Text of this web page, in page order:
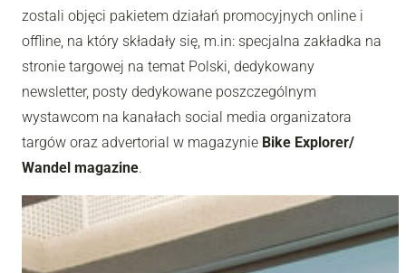
zostali objęci pakietem działań promocyjnych online i
offline, na który składały się, m.in: specjalna zakładka na
stronie targowej na temat Polski, dedykowany
newsletter, posty dedykowane poszczególnym
wystawcom na kanałach social media organizatora
targów oraz advertorial w magazynie Bike Explorer/
Wandel magazine.